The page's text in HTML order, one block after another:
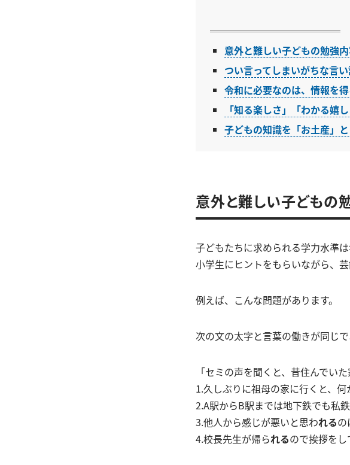
意外と難しい子どもの勉強
つい言ってしまいがちな言
令和に必要なのは、情報を
「知る楽しさ」「わかる嬉
子どもの知識を「お土産」
意外と難しい子どもの
子どもたちに求められる学力水準
小学生にヒントをもらいながら、
例えば、こんな問題があります。
次の文の太字と言葉の働きが同じ
「セミの声を聞くと、昔住んでい
1.久しぶりに祖母の家に行くと、
2.A駅からB駅までは地下鉄でも私
3.他人から感じが悪いと思われるの
4.校長先生が帰られるので挨拶をし